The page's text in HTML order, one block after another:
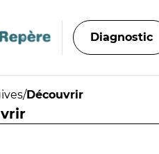
Diagnostic
/Découvrir